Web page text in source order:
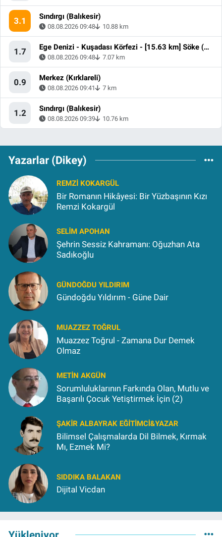
3.1 Sındırgı (Balıkesir)
08.08.2026 09:48 10.88 km
1.7 Ege Denizi - Kuşadası Körfezi - [15.63 km] Söke (Aydın)
08.08.2026 09:48 7.07 km
0.9 Merkez (Kırklareli)
08.08.2026 09:41 7 km
1.2 Sındırgı (Balıkesir)
08.08.2026 09:39 10.76 km
Yazarlar (Dikey)
REMZI KOKARGÜL
Bir Romanın Hikâyesi: Bir Yüzbaşının Kızı
Remzi Kokargül
SELIM APOHAN
Şehrin Sessiz Kahramanı: Oğuzhan Ata
Sadıkoğlu
GÜNDOĞDU YILDIRIM
Gündoğdu Yıldırım - Güne Dair
MUAZZEZ TOĞRUL
Muazzez Toğrul - Zamana Dur Demek
Olmaz
METIN AKGÜN
Sorumluluklarının Farkında Olan, Mutlu ve
Başarılı Çocuk Yetiştirmek İçin (2)
ŞAKIR ALBAYRAK EĞITIMCI&YAZAR
Bilimsel Çalışmalarda Dil Bilmek, Kırmak
Mı, Ezmek Mi?
SIDDIKA BALAKAN
Dijital Vicdan